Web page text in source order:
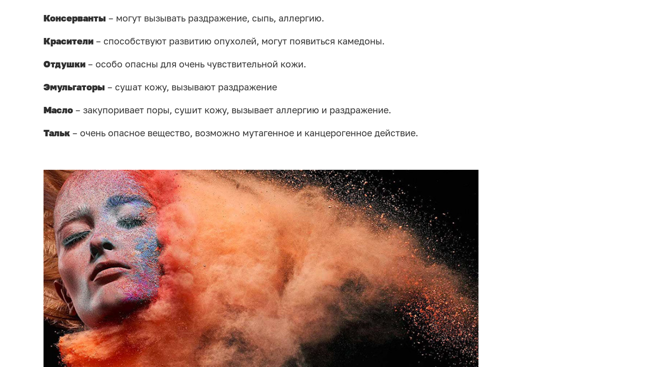
Консерванты – могут вызывать раздражение, сыпь, аллергию.
Красители – способствуют развитию опухолей, могут появиться камедоны.
Отдушки – особо опасны для очень чувствительной кожи.
Эмульгаторы – сушат кожу, вызывают раздражение
Масло – закупоривает поры, сушит кожу, вызывает аллергию и раздражение.
Тальк – очень опасное вещество, возможно мутагенное и канцерогенное действие.